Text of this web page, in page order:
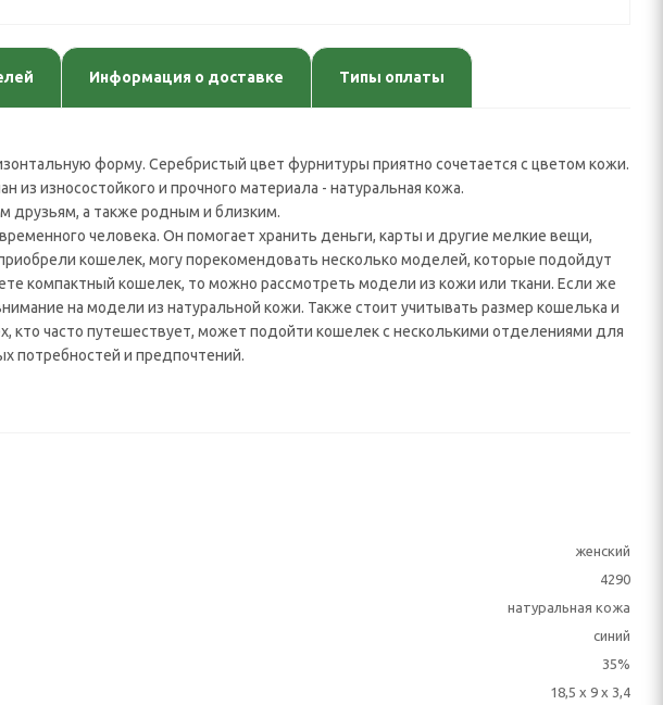
Информация о доставке Типы оплаты
форму. Серебристый цвет фурнитуры приятно сочетается с цветом кожи.
износостойкого и прочного материала - натуральная кожа.
друзьям, а также родным и близким.
человека. Он помогает хранить деньги, карты и другие мелкие вещи,
кошелек, могу порекомендовать несколько моделей, которые подойдут
компактный кошелек, то можно рассмотреть модели из кожи или ткани. Если же
на модели из натуральной кожи. Также стоит учитывать размер кошелька и
кто часто путешествует, может подойти кошелек с несколькими отделениями для
потребностей и предпочтений.
женский
4290
натуральная кожа
синий
35%
18,5 х 9 х 3,4